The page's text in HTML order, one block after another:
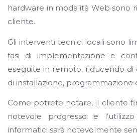
hardware in modalità Web sono
cliente.
Gli interventi tecnici locali sono
fasi di implementazione e
eseguite in remoto, riducendo di
di installazione, programmazione
Come potrete notare, il cliente
notevole progresso e
informatici sarà notevolmente